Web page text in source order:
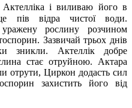
і виливаю його в
пів відра чистої води.
рослину розчином
Зазвичай трьох днів
зникли. Актеллік добре
стає отруйною. Актара
отрути, Циркон додасть сил
захистить його від